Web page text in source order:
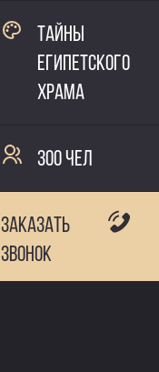
ТАЙНЫ
ЕГИПЕТСКОГО
ХРАМА
300 ЧЕЛ
ЗАКАЗАТЬ
ЗВОНОК